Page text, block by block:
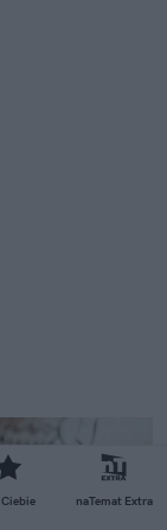
Ciebie naTemat Extra